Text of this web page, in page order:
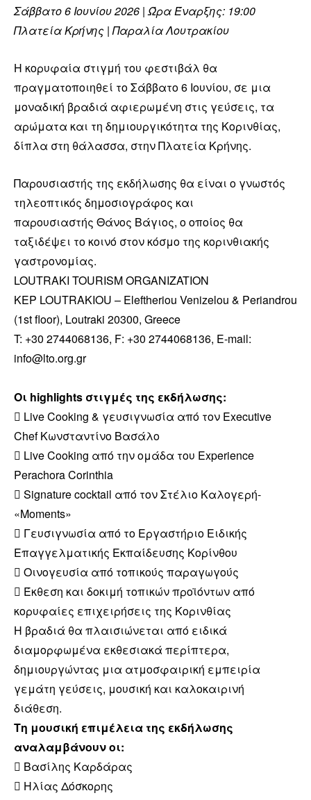
Σάββατο 6 Ιουνίου 2026 | Ώρα Έναρξης: 19:00
Πλατεία Κρήνης | Παραλία Λουτρακίου
Η κορυφαία στιγμή του φεστιβάλ θα
πραγματοποιηθεί το Σάββατο 6 Ιουνίου, σε μια
μοναδική βραδιά αφιερωμένη στις γεύσεις, τα
αρώματα και τη δημιουργικότητα της Κορινθίας,
δίπλα στη θάλασσα, στην Πλατεία Κρήνης.
Παρουσιαστής της εκδήλωσης θα είναι ο γνωστός
τηλεοπτικός δημοσιογράφος και
παρουσιαστής Θάνος Βάγιος, ο οποίος θα
ταξιδέψει το κοινό στον κόσμο της κορινθιακής
γαστρονομίας.
LOUTRAKI TOURISM ORGANIZATION
KEP LOUTRAKIOU – Eleftheriou Venizelou & Periandrou
(1st floor), Loutraki 20300, Greece
T: +30 2744068136, F: +30 2744068136, E-mail:
info@lto.org.gr
Οι highlights στιγμές της εκδήλωσης:
 Live Cooking & γευσιγνωσία από τον Executive
Chef Κωνσταντίνο Βασάλο
 Live Cooking από την ομάδα του Experience
Perachora Corinthia
 Signature cocktail από τον Στέλιο Καλογερή-
«Moments»
 Γευσιγνωσία από το Εργαστήριο Ειδικής
Επαγγελματικής Εκπαίδευσης Κορίνθου
 Οινογευσία από τοπικούς παραγωγούς
 Έκθεση και δοκιμή τοπικών προϊόντων από
κορυφαίες επιχειρήσεις της Κορινθίας
Η βραδιά θα πλαισιώνεται από ειδικά
διαμορφωμένα εκθεσιακά περίπτερα,
δημιουργώντας μια ατμοσφαιρική εμπειρία
γεμάτη γεύσεις, μουσική και καλοκαιρινή
διάθεση.
Τη μουσική επιμέλεια της εκδήλωσης
αναλαμβάνουν οι:
 Βασίλης Καρδάρας
 Ηλίας Δόσκορης